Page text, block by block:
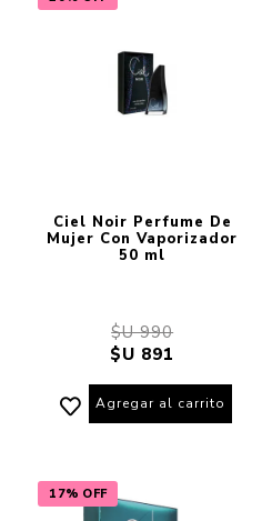
Ciel Noir Perfume De
Mujer Con Vaporizador
50 ml
$U 990
$U 891
Agregar al carrito
17% OFF